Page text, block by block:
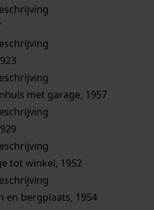
met garage, 1957
tot winkel, 1952
en bergplaats, 1954